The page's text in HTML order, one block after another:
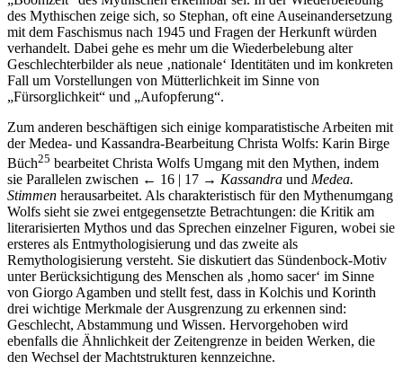
des Mythischen zeige sich, so Stephan, oft eine Auseinandersetzung
mit dem Faschismus nach 1945 und Fragen der Herkunft würden
verhandelt. Dabei gehe es mehr um die Wiederbelebung alter
Geschlechterbilder als neue ‚nationale‘ Identitäten und im konkreten
Fall um Vorstellungen von Mütterlichkeit im Sinne von
„Fürsorglichkeit“ und „Aufopferung“.
Zum anderen beschäftigen sich einige komparatistische Arbeiten mit
der Medea- und Kassandra-Bearbeitung Christa Wolfs: Karin Birge
Büch25 bearbeitet Christa Wolfs Umgang mit den Mythen, indem
sie Parallelen zwischen ← 16 | 17 → Kassandra und Medea.
Stimmen herausarbeitet. Als charakteristisch für den Mythenumgang
Wolfs sieht sie zwei entgegensetzte Betrachtungen: die Kritik am
literarisierten Mythos und das Sprechen einzelner Figuren, wobei sie
ersteres als Entmythologisierung und das zweite als
Remythologisierung versteht. Sie diskutiert das Sündenbock-Motiv
unter Berücksichtigung des Menschen als ‚homo sacer‘ im Sinne
von Giorgo Agamben und stellt fest, dass in Kolchis und Korinth
drei wichtige Merkmale der Ausgrenzung zu erkennen sind:
Geschlecht, Abstammung und Wissen. Hervorgehoben wird
ebenfalls die Ähnlichkeit der Zeitengrenze in beiden Werken, die
den Wechsel der Machtstrukturen kennzeichne.